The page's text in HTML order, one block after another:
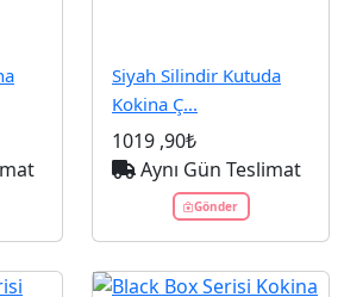
Siyah Silindir Kutuda
Kokina Ç...
1019 ,90₺
Aynı Gün Teslimat
Gönder